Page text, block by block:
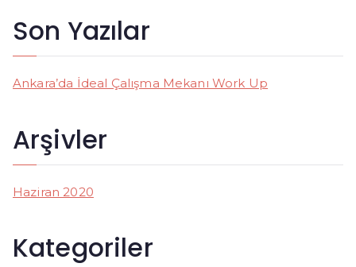
c
:
Son Yazılar
Ankara’da İdeal Çalışma Mekanı Work Up
Arşivler
Haziran 2020
Kategoriler